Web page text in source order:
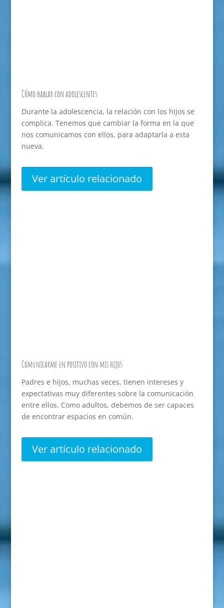
Cómo hablar con adolescentes
Durante la adolescencia, la relación con los hijos se
complica. Tenemos que cambiar la forma en la que
nos comunicamos con ellos, para adaptarla a esta
nueva.
Ver artículo relacionado
Comunicarme en positivo con mis hijos
Padres e hijos, muchas veces, tienen intereses y
expectativas muy diferentes sobre la comunicación
entre ellos. Como adultos, debemos de ser capaces
de encontrar espacios en común.
Ver artículo relacionado